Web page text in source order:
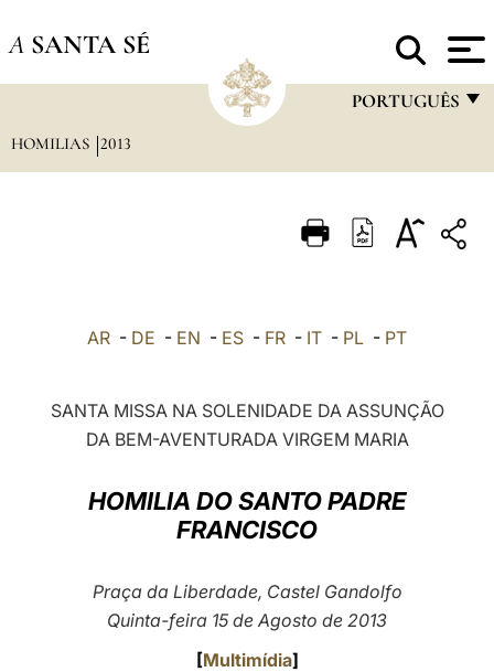
A SANTA SÉ
PORTUGUÊS
ITALIANO
POLSKI
العربيّة
中文
HOMILIAS 2013
AR - DE - EN - ES - FR - IT - PL - PT
SANTA MISSA NA SOLENIDADE DA ASSUNÇÃO
DA BEM-AVENTURADA VIRGEM MARIA
HOMILIA DO SANTO PADRE
FRANCISCO
Praça da Liberdade, Castel Gandolfo
Quinta-feira 15 de Agosto de 2013
[Multimídia]